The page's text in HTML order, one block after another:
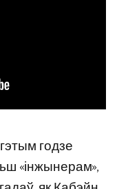
годзе
«інжынерам»,